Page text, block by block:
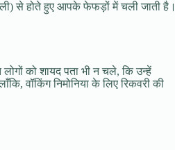
से होते हुए आपके फेफड़ों में चली जाती है।
लोगों को शायद पता भी न चले, कि उन्हें
वॉकिंग निमोनिया के लिए रिकवरी की